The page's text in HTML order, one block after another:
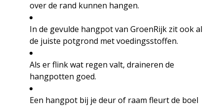
over de rand kunnen hangen.
In de gevulde hangpot van GroenRijk zit ook al
de juiste potgrond met voedingsstoffen.
Als er flink wat regen valt, draineren de
hangpotten goed.
Een hangpot bij je deur of raam fleurt de boel